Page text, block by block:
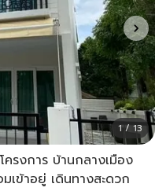
1 / 13
รงการ บ้านกลางเมือง
เข้าอยู่ เดินทางสะดวก